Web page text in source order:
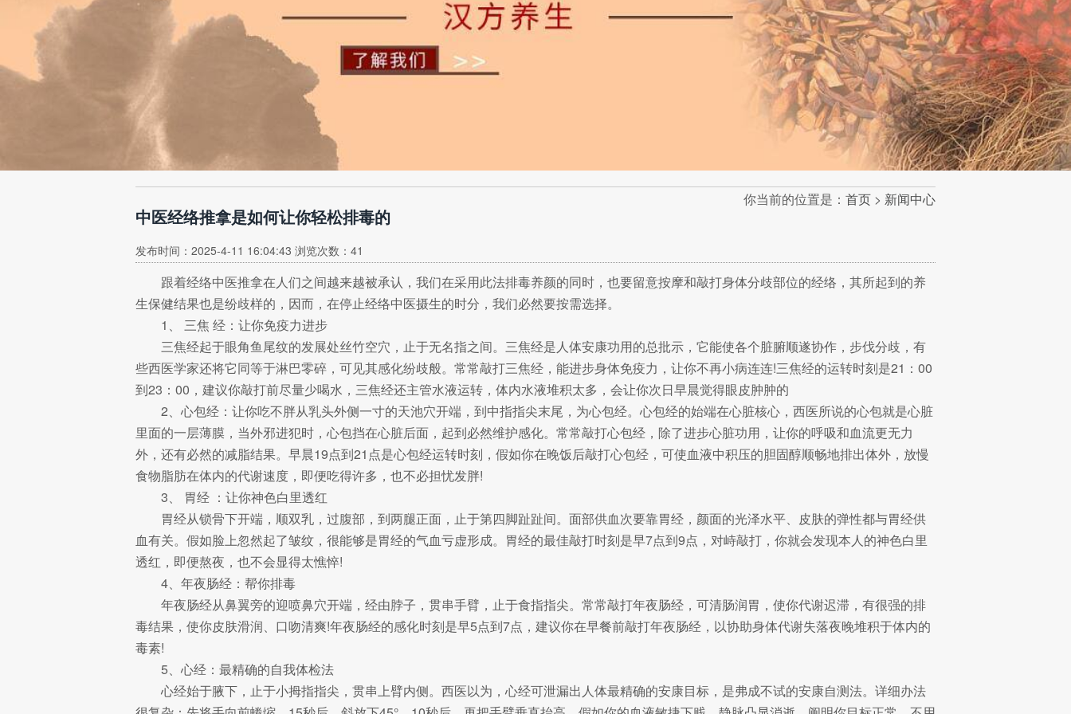
你当前的位置是： 首页 > 新闻中心
中医经络推拿是如何让你轻松排毒的
发布时间：2025-4-11 16:04:43 浏览次数：41
跟着经络中医推拿在人们之间越来越被承认，我们在采用此法排毒养颜的同时，也要留意按摩和敲打身体分歧部位的经络，其所起到的养
生保健结果也是纷歧样的，因而，在停止经络中医摄生的时分，我们必然要按需选择。
1、 三焦 经：让你免疫力进步
三焦经起于眼角鱼尾纹的发展处丝竹空穴，止于无名指之间。三焦经是人体安康功用的总批示，它能使各个脏腑顺遂协作，步伐分歧，有
些西医学家还将它同等于淋巴零碎，可见其感化纷歧般。常常敲打三焦经，能进步身体免疫力，让你不再小病连连!三焦经的运转时刻是21：00
到23：00，建议你敲打前尽量少喝水，三焦经还主管水液运转，体内水液堆积太多，会让你次日早晨觉得眼皮肿肿的
2、心包经：让你吃不胖从乳头外侧一寸的天池穴开端，到中指指尖末尾，为心包经。心包经的始端在心脏核心，西医所说的心包就是心脏
里面的一层薄膜，当外邪进犯时，心包挡在心脏后面，起到必然维护感化。常常敲打心包经，除了进步心脏功用，让你的呼吸和血流更无力
外，还有必然的减脂结果。早晨19点到21点是心包经运转时刻，假如你在晚饭后敲打心包经，可使血液中积压的胆固醇顺畅地排出体外，放慢
食物脂肪在体内的代谢速度，即便吃得许多，也不必担忧发胖!
3、 胃经 ：让你神色白里透红
胃经从锁骨下开端，顺双乳，过腹部，到两腿正面，止于第四脚趾趾间。面部供血次要靠胃经，颜面的光泽水平、皮肤的弹性都与胃经供
血有关。假如脸上忽然起了皱纹，很能够是胃经的气血亏虚形成。胃经的最佳敲打时刻是早7点到9点，对峙敲打，你就会发现本人的神色白里
透红，即便熬夜，也不会显得太憔悴!
4、年夜肠经：帮你排毒
年夜肠经从鼻翼旁的迎喷鼻穴开端，经由脖子，贯串手臂，止于食指指尖。常常敲打年夜肠经，可清肠润胃，使你代谢迟滞，有很强的排
毒结果，使你皮肤滑润、口吻清爽!年夜肠经的感化时刻是早5点到7点，建议你在早餐前敲打年夜肠经，以协助身体代谢失落夜晚堆积于体内的
毒素!
5、心经：最精确的自我体检法
心经始于腋下，止于小拇指指尖，贯串上臂内侧。西医以为，心经可泄漏出人体最精确的安康目标，是弗成不试的安康自测法。详细办法